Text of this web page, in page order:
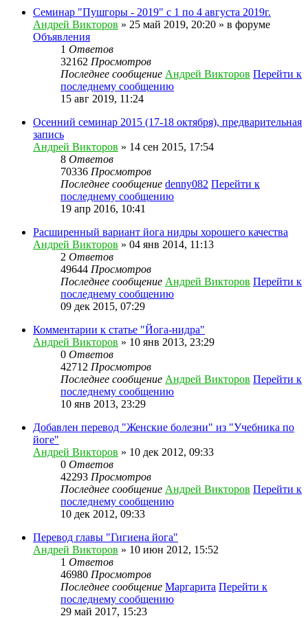
Семинар "Пушгоры - 2019" с 1 по 4 августа 2019г.
Андрей Викторов » 25 май 2019, 20:20 » в форуме
Объявления
1 Ответов
32162 Просмотров
Последнее сообщение Андрей Викторов Перейти к
последнему сообщению
15 авг 2019, 11:24
Осенний семинар 2015 (17-18 октября), предварительная
запись
Андрей Викторов » 14 сен 2015, 17:54
8 Ответов
70336 Просмотров
Последнее сообщение denny082 Перейти к
последнему сообщению
19 апр 2016, 10:41
Расширенный вариант йога нидры хорошего качества
Андрей Викторов » 04 янв 2014, 11:13
2 Ответов
49644 Просмотров
Последнее сообщение Андрей Викторов Перейти к
последнему сообщению
09 дек 2015, 07:29
Комментарии к статье "Йога-нидра"
Андрей Викторов » 10 янв 2013, 23:29
0 Ответов
42712 Просмотров
Последнее сообщение Андрей Викторов Перейти к
последнему сообщению
10 янв 2013, 23:29
Добавлен перевод "Женские болезни" из "Учебника по
йоге"
Андрей Викторов » 10 дек 2012, 09:33
0 Ответов
42293 Просмотров
Последнее сообщение Андрей Викторов Перейти к
последнему сообщению
10 дек 2012, 09:33
Перевод главы "Гигиена йога"
Андрей Викторов » 10 июн 2012, 15:52
1 Ответов
46980 Просмотров
Последнее сообщение Маргарита Перейти к
последнему сообщению
29 май 2017, 15:23